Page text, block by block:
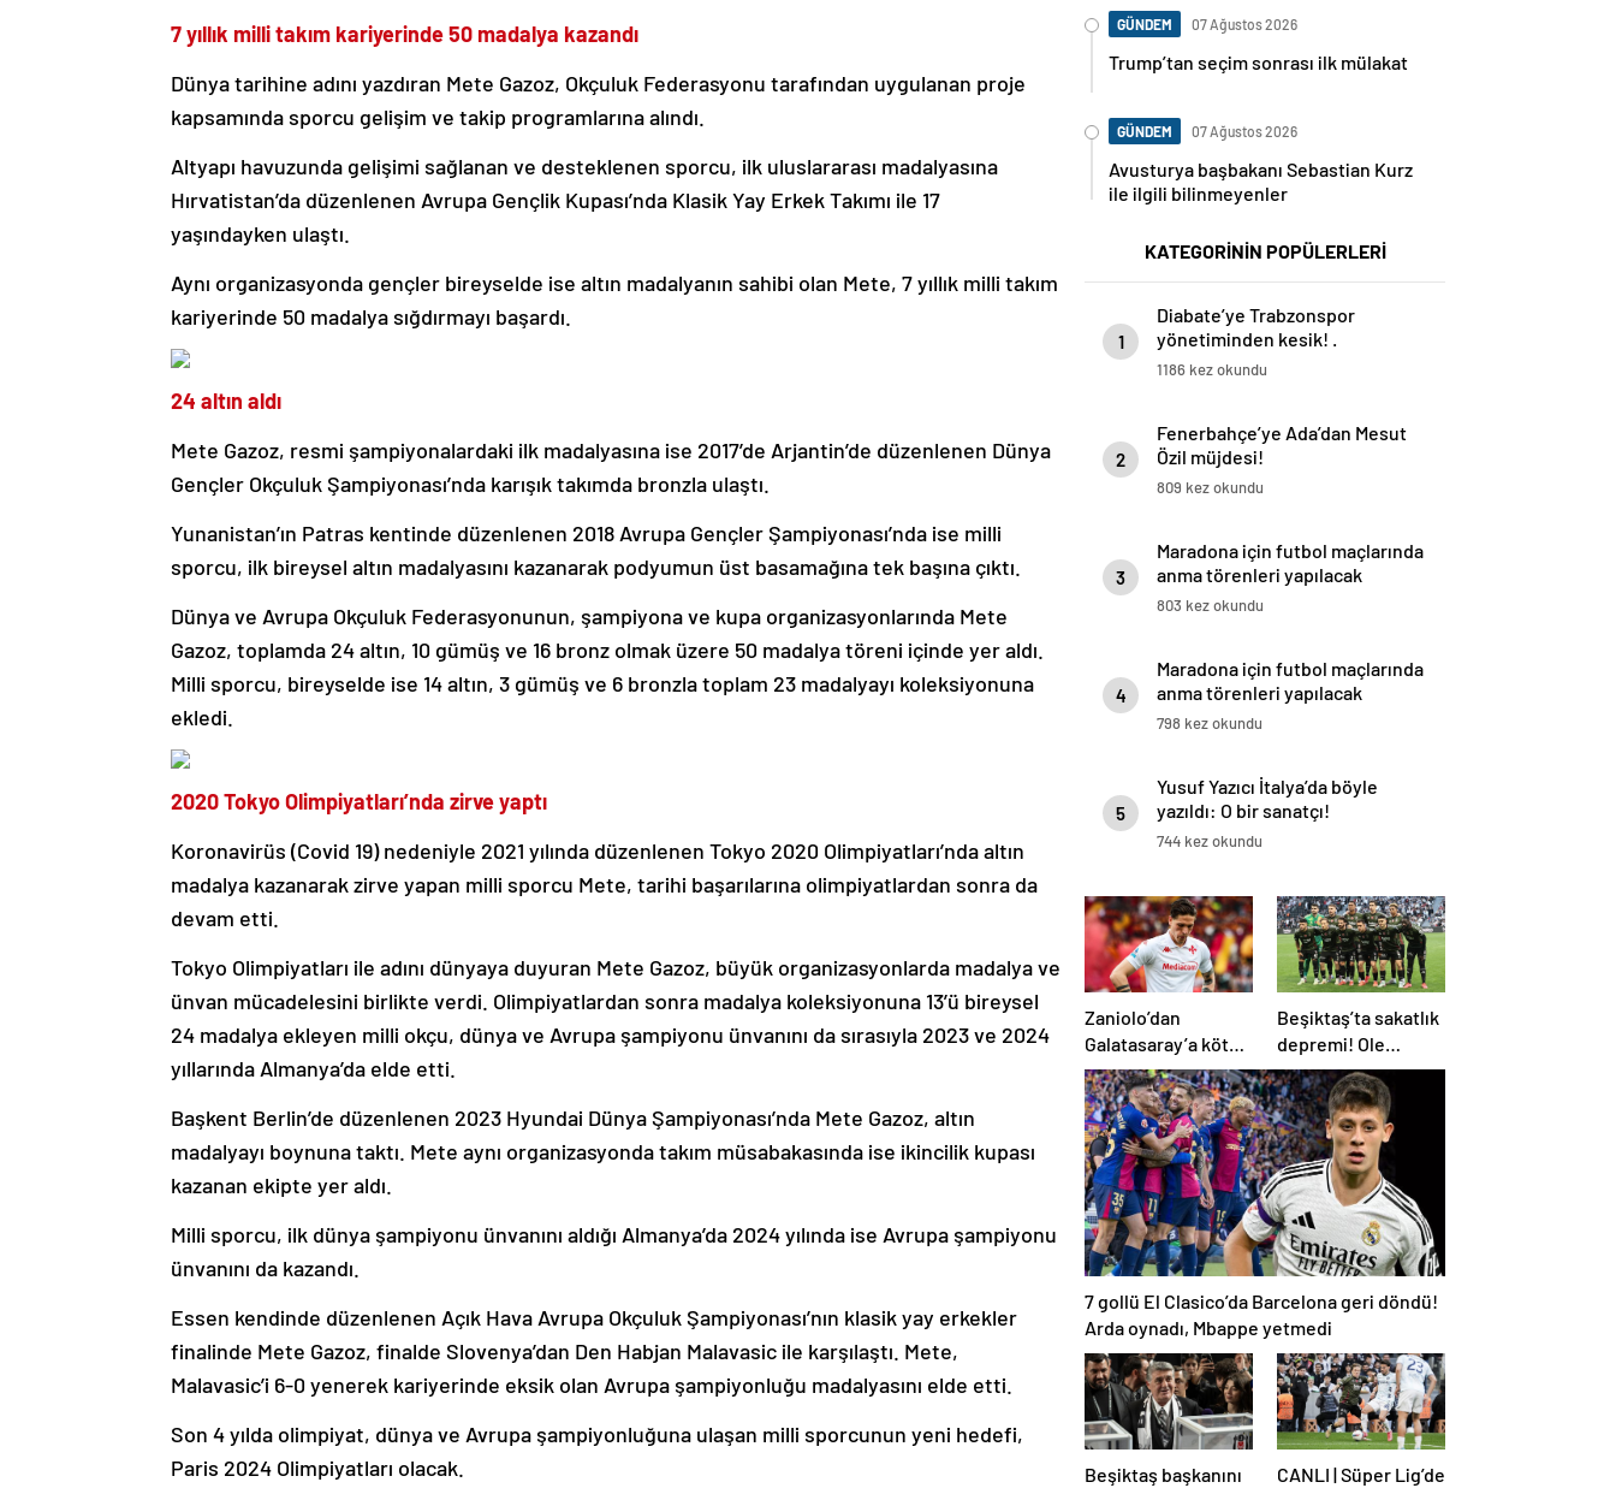
7 yıllık milli takım kariyerinde 50 madalya kazandı
Dünya tarihine adını yazdıran Mete Gazoz, Okçuluk Federasyonu tarafından uygulanan proje
kapsamında sporcu gelişim ve takip programlarına alındı.
Altyapı havuzunda gelişimi sağlanan ve desteklenen sporcu, ilk uluslararası madalyasına
Hırvatistan’da düzenlenen Avrupa Gençlik Kupası’nda Klasik Yay Erkek Takımı ile 17
yaşındayken ulaştı.
Aynı organizasyonda gençler bireyselde ise altın madalyanın sahibi olan Mete, 7 yıllık milli takım
kariyerinde 50 madalya sığdırmayı başardı.
24 altın aldı
Mete Gazoz, resmi şampiyonalardaki ilk madalyasına ise 2017’de Arjantin’de düzenlenen Dünya
Gençler Okçuluk Şampiyonası’nda karışık takımda bronzla ulaştı.
Yunanistan’ın Patras kentinde düzenlenen 2018 Avrupa Gençler Şampiyonası’nda ise milli
sporcu, ilk bireysel altın madalyasını kazanarak podyumun üst basamağına tek başına çıktı.
Dünya ve Avrupa Okçuluk Federasyonunun, şampiyona ve kupa organizasyonlarında Mete
Gazoz, toplamda 24 altın, 10 gümüş ve 16 bronz olmak üzere 50 madalya töreni içinde yer aldı.
Milli sporcu, bireyselde ise 14 altın, 3 gümüş ve 6 bronzla toplam 23 madalyayı koleksiyonuna
ekledi.
2020 Tokyo Olimpiyatları’nda zirve yaptı
Koronavirüs (Covid 19) nedeniyle 2021 yılında düzenlenen Tokyo 2020 Olimpiyatları’nda altın
madalya kazanarak zirve yapan milli sporcu Mete, tarihi başarılarına olimpiyatlardan sonra da
devam etti.
Tokyo Olimpiyatları ile adını dünyaya duyuran Mete Gazoz, büyük organizasyonlarda madalya ve
ünvan mücadelesini birlikte verdi. Olimpiyatlardan sonra madalya koleksiyonuna 13’ü bireysel
24 madalya ekleyen milli okçu, dünya ve Avrupa şampiyonu ünvanını da sırasıyla 2023 ve 2024
yıllarında Almanya’da elde etti.
Başkent Berlin’de düzenlenen 2023 Hyundai Dünya Şampiyonası’nda Mete Gazoz, altın
madalyayı boynuna taktı. Mete aynı organizasyonda takım müsabakasında ise ikincilik kupası
kazanan ekipte yer aldı.
Milli sporcu, ilk dünya şampiyonu ünvanını aldığı Almanya’da 2024 yılında ise Avrupa şampiyonu
ünvanını da kazandı.
Essen kendinde düzenlenen Açık Hava Avrupa Okçuluk Şampiyonası’nın klasik yay erkekler
finalinde Mete Gazoz, finalde Slovenya’dan Den Habjan Malavasic ile karşılaştı. Mete,
Malavasic’i 6-0 yenerek kariyerinde eksik olan Avrupa şampiyonluğu madalyasını elde etti.
Son 4 yılda olimpiyat, dünya ve Avrupa şampiyonluğuna ulaşan milli sporcunun yeni hedefi,
Paris 2024 Olimpiyatları olacak.
GÜNDEM 07 Ağustos 2026
Trump’tan seçim sonrası ilk mülakat
GÜNDEM 07 Ağustos 2026
Avusturya başbakanı Sebastian Kurz
ile ilgili bilinmeyenler
KATEGORİNİN POPÜLERLERİ
1
Diabate’ye Trabzonspor
yönetiminden kesik! .
1186 kez okundu
2
Fenerbahçe’ye Ada’dan Mesut
Özil müjdesi!
809 kez okundu
3
Maradona için futbol maçlarında
anma törenleri yapılacak
803 kez okundu
4
Maradona için futbol maçlarında
anma törenleri yapılacak
798 kez okundu
5
Yusuf Yazıcı İtalya’da böyle
yazıldı: O bir sanatçı!
744 kez okundu
Zaniolo’dan
Galatasaray’a kötü
haber!
Beşiktaş’ta sakatlık
depremi! Ole
Gunnar Solskjaer’in
tepkisi dikkat çekti
7 gollü El Clasico’da Barcelona geri döndü!
Arda oynadı, Mbappe yetmedi
Beşiktaş başkanını
CANLI | Süper Lig’de